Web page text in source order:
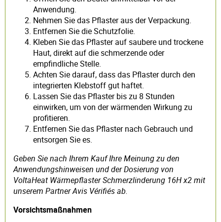
Anwendung.
Nehmen Sie das Pflaster aus der Verpackung.
Entfernen Sie die Schutzfolie.
Kleben Sie das Pflaster auf saubere und trockene
Haut, direkt auf die schmerzende oder
empfindliche Stelle.
Achten Sie darauf, dass das Pflaster durch den
integrierten Klebstoff gut haftet.
Lassen Sie das Pflaster bis zu 8 Stunden
einwirken, um von der wärmenden Wirkung zu
profitieren.
Entfernen Sie das Pflaster nach Gebrauch und
entsorgen Sie es.
Geben Sie nach Ihrem Kauf Ihre Meinung zu den
Anwendungshinweisen und der Dosierung von
VoltaHeat Wärmepflaster Schmerzlinderung 16H x2 mit
unserem Partner Avis Vérifiés ab.
Vorsichtsmaßnahmen